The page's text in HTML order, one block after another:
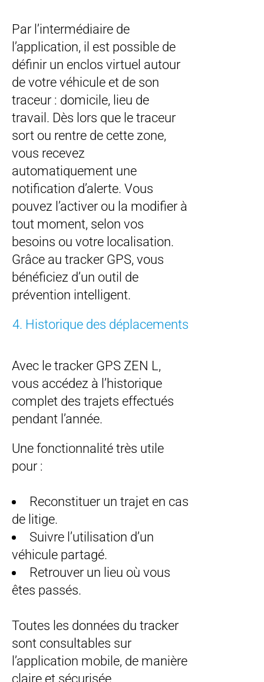
Par l’intermédiaire de
l’application, il est possible de
définir un enclos virtuel autour
de votre véhicule et de son
traceur : domicile, lieu de
travail. Dès lors que le traceur
sort ou rentre de cette zone,
vous recevez
automatiquement une
notification d’alerte. Vous
pouvez l’activer ou la modifier à
tout moment, selon vos
besoins ou votre localisation.
Grâce au tracker GPS, vous
bénéficiez d’un outil de
prévention intelligent.
4. Historique des déplacements
Avec le tracker GPS ZEN L,
vous accédez à l’historique
complet des trajets effectués
pendant l’année.
Une fonctionnalité très utile
pour :
Reconstituer un trajet en cas
de litige.
Suivre l’utilisation d’un
véhicule partagé.
Retrouver un lieu où vous
êtes passés.
Toutes les données du tracker
sont consultables sur
l’application mobile, de manière
claire et sécurisée.